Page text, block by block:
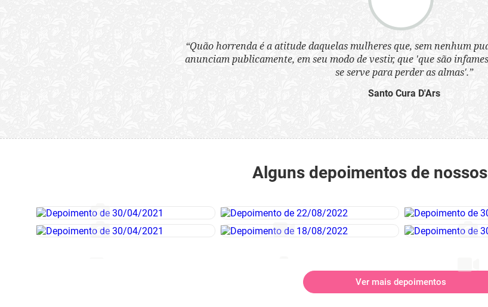
“Quão horrenda é a atitude daquelas mulheres que, sem nenhum
anunciam publicamente, em seu modo de vestir, que 'que são
se serve para perder as almas'.”
Santo Cura D'Ars
Alguns depoimentos de
Ver mais depoimentos